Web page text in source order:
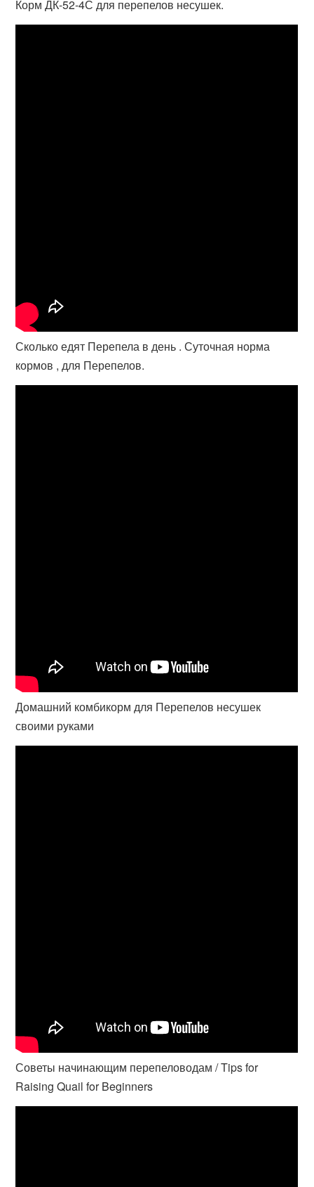
Корм ДК-52-4С для перепелов несушек.
Сколько едят Перепела в день . Суточная норма
кормов , для Перепелов.
Домашний комбикорм для Перепелов несушек
своими руками
Советы начинающим перепеловодам / Tips for
Raising Quail for Beginners